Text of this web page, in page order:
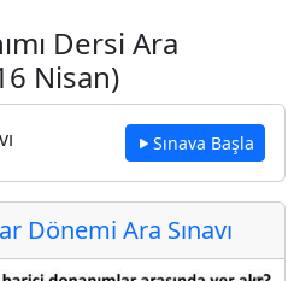
Dersi Ara
Nisan)
Sınava Başla
Dönemi Ara Sınavı